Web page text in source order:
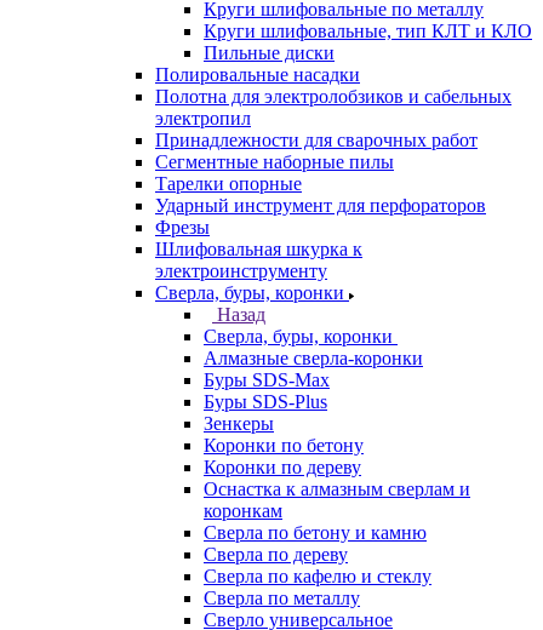
Круги шлифовальные по металлу
Круги шлифовальные, тип КЛТ и КЛО
Пильные диски
Полировальные насадки
Полотна для электролобзиков и сабельных
электропил
Принадлежности для сварочных работ
Сегментные наборные пилы
Тарелки опорные
Ударный инструмент для перфораторов
Фрезы
Шлифовальная шкурка к
электроинструменту
Сверла, буры, коронки
Назад
Сверла, буры, коронки
Алмазные сверла-коронки
Буры SDS-Max
Буры SDS-Plus
Зенкеры
Коронки по бетону
Коронки по дереву
Оснастка к алмазным сверлам и
коронкам
Сверла по бетону и камню
Сверла по дереву
Сверла по кафелю и стеклу
Сверла по металлу
Сверло универсальное